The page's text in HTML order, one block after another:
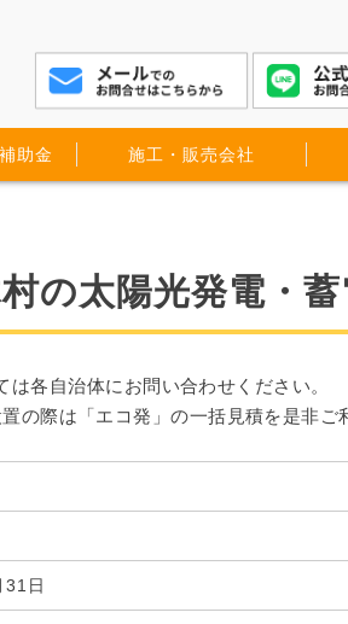
助金 施工・販売会社
の太陽光発電・
は各自治体にお問い合わせください。
の際は「エコ発」の一括見積を是非ご
日